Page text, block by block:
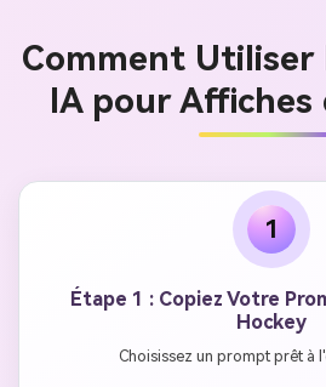
Comment Utiliser
IA pour Affiches
1
Étape 1 : Copiez Votre
Hockey
Choisissez un prompt prêt à